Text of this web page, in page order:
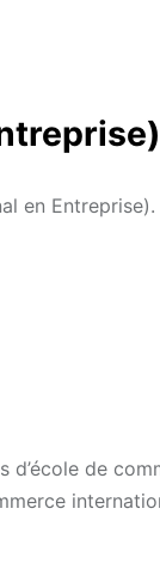
en Entreprise).
de